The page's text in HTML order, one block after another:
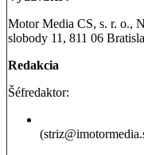
Motor Media CS, s. r. o.,
slobody 11, 811 06
Redakcia
Šéfredaktor: